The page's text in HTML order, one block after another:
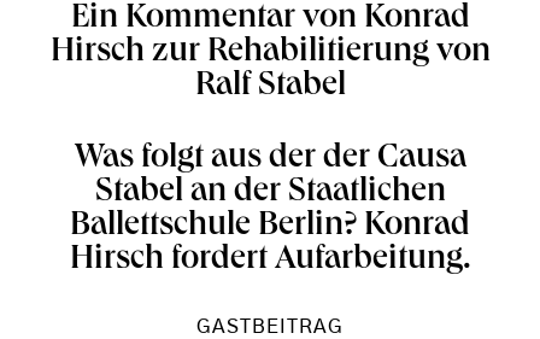
Ein Kommentar von Konrad
Hirsch zur Rehabilitierung von
Ralf Stabel
Was folgt aus der der Causa
Stabel an der Staatlichen
Ballettschule Berlin? Konrad
Hirsch fordert Aufarbeitung.
GASTBEITRAG